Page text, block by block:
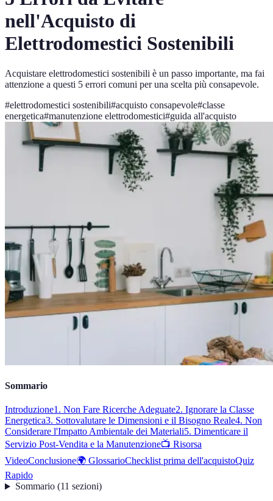
nell'Acquisto di
Elettrodomestici Sostenibili
Acquistare elettrodomestici sostenibili è un passo importante, ma fai
attenzione a questi 5 errori comuni per una scelta più consapevole.
#elettrodomestici sostenibili#acquisto consapevole#classe
energetica#manutenzione elettrodomestici#guida all'acquisto
Sommario
Introduzione1. Non Fare Ricerche Adeguate2. Ignorare la Classe
Energetica3. Sottovalutare le Dimensioni e il Bisogno Reale4. Non
Considerare l'Impatto Ambientale dei Materiali5. Dimenticare il
Servizio Post-Vendita e la Manutenzione📺 Risorsa
VideoConclusione🌍 GlossarioChecklist prima dell'acquistoQuiz
Rapido
Sommario(11 sezioni)